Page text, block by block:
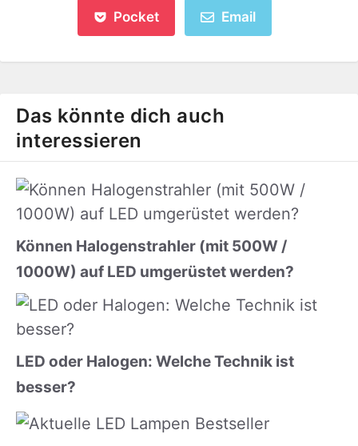
Pocket Email
Das könnte dich auch
interessieren
Können Halogenstrahler (mit 500W /
1000W) auf LED umgerüstet werden?
LED oder Halogen: Welche Technik ist
besser?